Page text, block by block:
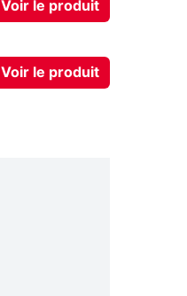
Voir le produit
Voir le produit